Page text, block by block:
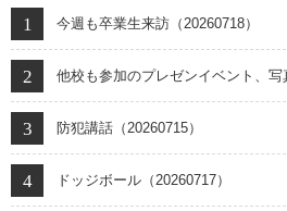
今週も卒業生来訪（20260718）
他校も参加のプレゼンイベント、
防犯講話（20260715）
ドッジボール（20260717）